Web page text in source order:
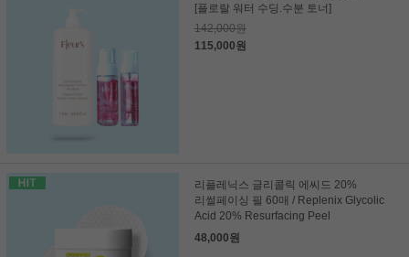
[플로랄 워터 수딩.수분 토너]
142,000원
115,000원
리플레닉스 글리콜릭 에씨드 20%
리썰페이싱 필 60매 / Replenix Glycolic
Acid 20% Resurfacing Peel
48,000원